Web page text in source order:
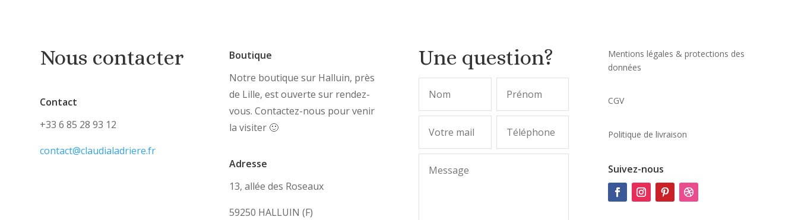
Nous contacter
Contact
+33 6 85 28 93 12
contact@claudialadriere.fr
Boutique
Notre boutique sur Halluin, près
de Lille, est ouverte sur rendez-
vous. Contactez-nous pour venir
la visiter 🙂
Adresse
13, allée des Roseaux
59250 HALLUIN (F)
Une question?
Mentions légales & protections des
données
CGV
Politique de livraison
Suivez-nous